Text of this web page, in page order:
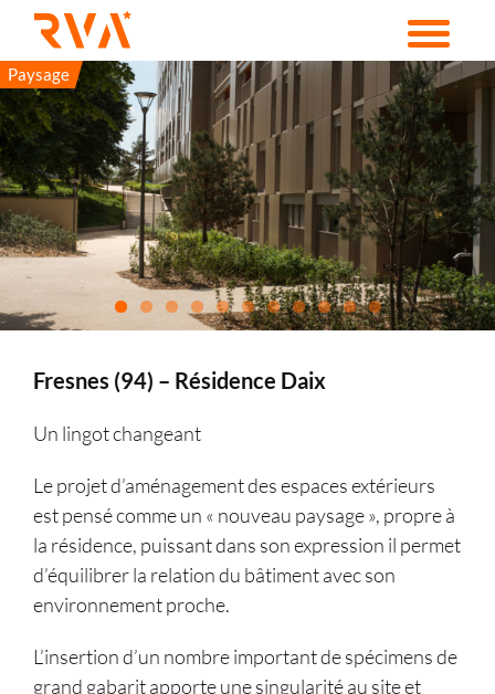
Passer
contenu
Paysage
Fresnes (94) – Résidence Daix
Un lingot changeant
Le projet d’aménagement des espaces extérieurs
est pensé comme un « nouveau paysage », propre à
la résidence, puissant dans son expression il permet
d’équilibrer la relation du bâtiment avec son
environnement proche.
L’insertion d’un nombre important de spécimens de
grand gabarit apporte une singularité au site et